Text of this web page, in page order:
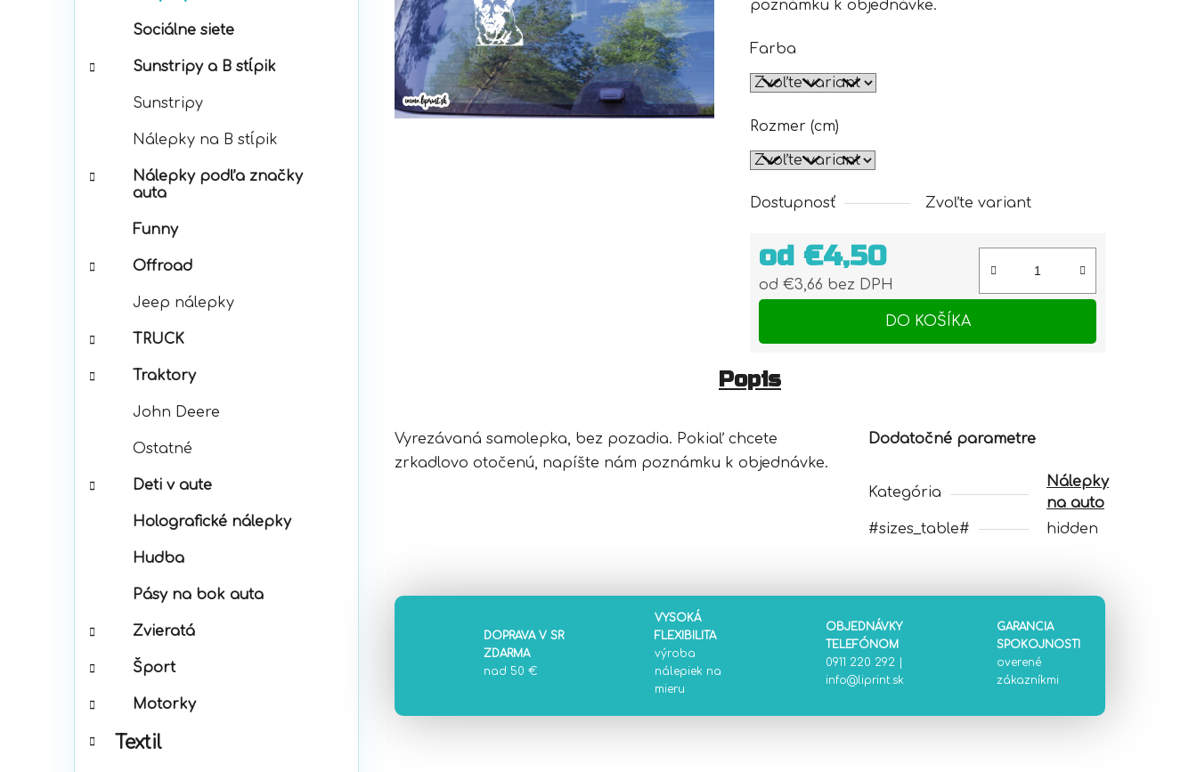
Sociálne siete
Sunstripy a B stĺpik
Sunstripy
Nálepky na B stĺpik
Nálepky podľa značky
auta
Funny
Offroad
Jeep nálepky
TRUCK
Traktory
John Deere
Ostatné
Deti v aute
Holografické nálepky
Hudba
Pásy na bok auta
Zvieratá
Šport
Motorky
Textil
poznámku k objednávke.
Farba
Rozmer (cm)
Dostupnosť Zvoľte variant
od €4,50
od €3,66 bez DPH
Jednotková cena:
DO KOŠÍKA
Popis
Vyrezávaná samolepka, bez pozadia. Pokiaľ chcete
zrkadlovo otočenú, napíšte nám poznámku k objednávke.
Dodatočné parametre
Kategória
Nálepky
na auto
#sizes_table#
hidden
DOPRAVA V SR
ZDARMA
nad 50 €
VYSOKÁ
FLEXIBILITA
výroba
nálepiek na
mieru
OBJEDNÁVKY
TELEFÓNOM
0911 220 292
info@liprint.sk
GARANCIA
SPOKOJNOSTI
overené
zákazníkmi